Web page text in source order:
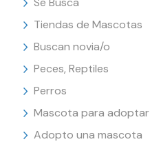
Tiendas de Mascotas
Buscan novia/o
Peces, Reptiles
Perros
Mascota para adoptar
Adopto una mascota